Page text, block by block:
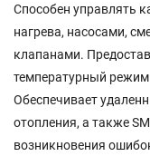
Способен управлять
нагрева, насосами,
клапанами.
температурный режим
Обеспечивает
отопления, а также
возникновения